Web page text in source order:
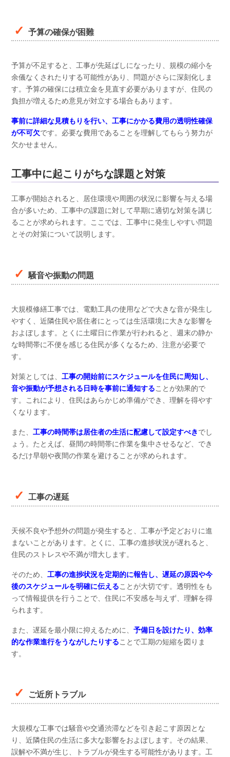
予算の確保が困難
予算が不足すると、工事が先延ばしになったり、規模の縮小を
余儀なくされたりする可能性があり、問題がさらに深刻化しま
す。予算の確保には積立金を見直す必要がありますが、住民の
負担が増えるため意見が対立する場合もあります。
事前に詳細な見積もりを行い、工事にかかる費用の透明性確保
が不可欠です。必要な費用であることを理解してもらう努力が
欠かせません。
工事中に起こりがちな課題と対策
工事が開始されると、居住環境や周囲の状況に影響を与える場
合が多いため、工事中の課題に対して早期に適切な対策を講じ
ることが求められます。ここでは、工事中に発生しやすい問題
とその対策について説明します。
騒音や振動の問題
大規模修繕工事では、電動工具の使用などで大きな音が発生し
やすく、近隣住民や居住者にとっては生活環境に大きな影響を
およぼします。とくに土曜日に作業が行われると、週末の静か
な時間帯に不便を感じる住民が多くなるため、注意が必要で
す。
対策としては、 工事の開始前にスケジュールを住民に周知し、
音や振動が予想される日時を事前に通知することが効果的で
す。これにより、住民はあらかじめ準備ができ、理解を得やす
くなります。
また、 工事の時間帯は居住者の生活に配慮して設定すべきでし
ょう。たとえば、昼間の時間帯に作業を集中させるなど、でき
るだけ早朝や夜間の作業を避けることが求められます。
工事の遅延
天候不良や予想外の問題が発生すると、工事が予定どおりに進
まないことがあります。とくに、工事の進捗状況が遅れると、
住民のストレスや不満が増大します。
そのため、 工事の進捗状況を定期的に報告し、遅延の原因や今
後のスケジュールを明確に伝えることが大切です。透明性をも
って情報提供を行うことで、住民に不安感を与えず、理解を得
られます。
また、遅延を最小限に抑えるために、 予備日を設けたり、効率
的な作業進行をうながしたりすることで工期の短縮を図りま
す。
ご近所トラブル
大規模な工事では騒音や交通渋滞などを引き起こす原因とな
り、近隣住民の生活に多大な影響をおよぼします。その結果、
誤解や不満が生じ、トラブルが発生する可能性があります。工